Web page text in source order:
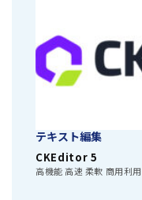
テキスト編集
CKEditor 5
高機能 高速 柔軟 商用利